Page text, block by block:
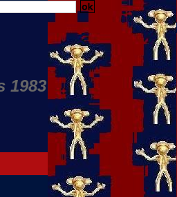
1983